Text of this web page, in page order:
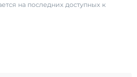
на последних доступных к